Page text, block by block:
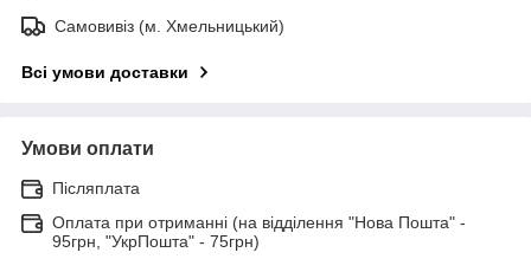
Самовивіз (м. Хмельницький)
Всі умови доставки
Умови оплати
Післяплата
Оплата при отриманні (на відділення "Нова Пошта" -
95грн, "УкрПошта" - 75грн)